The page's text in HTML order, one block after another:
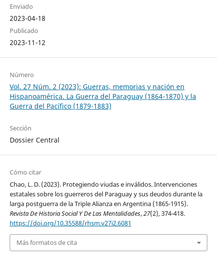
Enviado
2023-04-18
Publicado
2023-11-12
Número
Vol. 27 Núm. 2 (2023): Guerras, memorias y nación en
Hispanoamérica. La Guerra del Paraguay (1864-1870) y la
Guerra del Pacífico (1879-1883)
Sección
Dossier Central
Cómo citar
Chao, L. D. (2023). Protegiendo viudas e inválidos. Intervenciones
estatales sobre los guerreros del Paraguay y sus deudos durante la
larga postguerra de la Triple Alianza en Argentina (1865-1915).
Revista De Historia Social Y De Las Mentalidades,27(2), 374-418.
https://doi.org/10.35588/rhsm.v27i2.6081
Más formatos de cita